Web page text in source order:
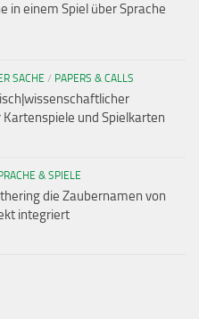
in einem Spiel über Sprache
SACHE / PAPERS & CALLS
und Spielkarten
& SPIELE
die Zaubernamen von
integriert